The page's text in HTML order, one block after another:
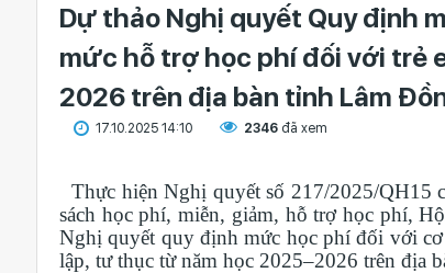
Dự thảo Nghị quyết Quy định
mức hỗ trợ học phí đối với trẻ
2026 trên địa bàn tỉnh Lâm
17.10.2025 14:10 2346 đã xem
Thực hiện Nghị quyết số 217/2025/QH15
sách học phí, miễn, giảm, hỗ trợ học phí,
Nghị quyết quy định mức học phí đối với
lập, tư thục từ năm học 2025–2026 trên địa